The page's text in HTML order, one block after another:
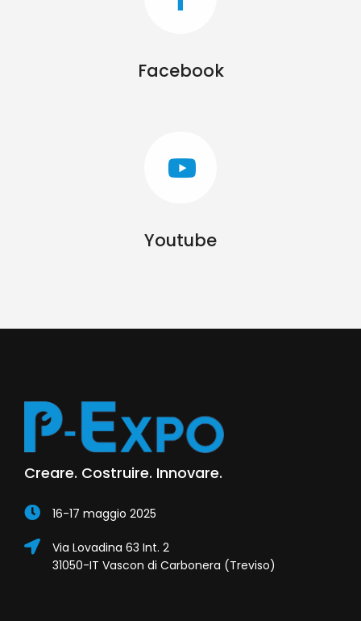
Facebook
Youtube
Creare. Costruire. Innovare.
16-17 maggio 2025
Via Lovadina 63 Int. 2
31050-IT Vascon di Carbonera (Treviso)